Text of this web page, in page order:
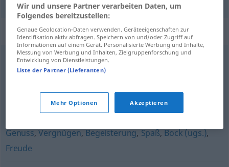
Synonyme für "Lust"
Appetit (auf),Trieb,Sehnsucht (nach)
Neigung,Hang
Genuss,Vergnügen, Begeisterung, Spaß, Bock (ugs.),
Freude
Wir und unsere Partner verarbeiten Daten, um
Folgendes bereitzustellen:
Genaue Geolocation-Daten verwenden. Geräteeigenschaften zur
Identifikation aktiv abfragen. Speichern von und/oder Zugriff auf
Informationen auf einem Gerät. Personalisierte Werbung und Inhalte,
Messung von Werbung und Inhalten, Zielgruppenforschung und
Entwicklung von Dienstleistungen.
Liste der Partner (Lieferanten)
Mehr Optionen Akzeptieren